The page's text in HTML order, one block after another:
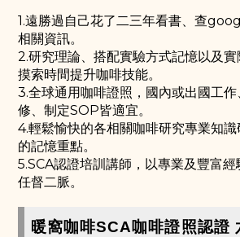
1.遠勝過自己花了二三年看書、查
相關資訊。
2.研究理論、搭配實驗方式記憶以及
摸索時間提升咖啡技能。
3.全球通用咖啡證照，國內或出國工
修、制定SOP皆適宜。
4.輕鬆愉快的各相關咖啡研究專業知
的記憶重點。
5.SCA認證培訓講師，以專業及豐富
任督二脈。
暖窩咖啡SCA咖啡證照認證